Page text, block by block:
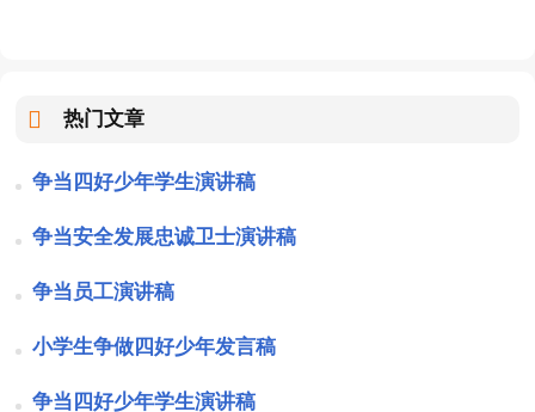
热门文章
争当四好少年学生演讲稿
争当安全发展忠诚卫士演讲稿
争当员工演讲稿
小学生争做四好少年发言稿
争当四好少年学生演讲稿